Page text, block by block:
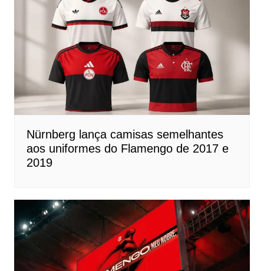
Nürnberg lança camisas semelhantes
aos uniformes do Flamengo de 2017 e
2019